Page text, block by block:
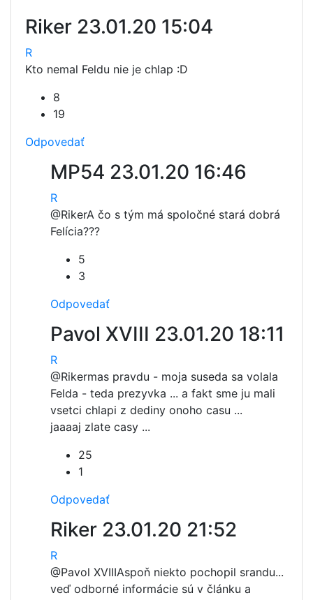
Riker 23.01.20 15:04
R
Kto nemal Feldu nie je chlap :D
8
19
Odpovedať
MP54 23.01.20 16:46
R
@RikerA čo s tým má spoločné stará dobrá
Felícia???
5
3
Odpovedať
Pavol XVIII 23.01.20 18:11
R
@Rikermas pravdu - moja suseda sa volala
Felda - teda prezyvka ... a fakt sme ju mali
vsetci chlapi z dediny onoho casu ...
jaaaaj zlate casy ...
25
1
Odpovedať
Riker 23.01.20 21:52
R
@Pavol XVIIIAspoň niekto pochopil srandu...
veď odborné informácie sú v článku a